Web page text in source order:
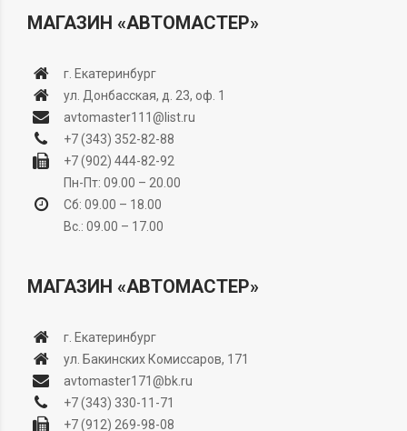
МАГАЗИН «АВТОМАСТЕР»
г. Екатеринбург
ул. Донбасская, д. 23, оф. 1
avtomaster111@list.ru
+7 (343) 352-82-88
+7 (902) 444-82-92
Пн-Пт: 09.00 – 20.00
Сб: 09.00 – 18.00
Вс.: 09.00 – 17.00
МАГАЗИН «АВТОМАСТЕР»
г. Екатеринбург
ул. Бакинских Комиссаров, 171
avtomaster171@bk.ru
+7 (343) 330-11-71
+7 (912) 269-98-08